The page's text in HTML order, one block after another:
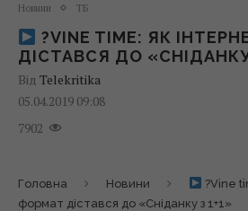
Новини ТБ
?VINE TIME: ЯК
ДІСТАВСЯ ДО «СНІДАНКУ
Від Telekritika
05.04.2019 09:08
7902
Головна Новини
?Vine
формат дістався до «Сніданку з 1+1»